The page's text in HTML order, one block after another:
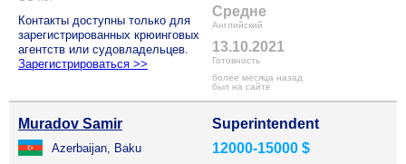
Контакты доступны только для
зарегистрированных крюинговых
агентств или судовладельцев.
Зарегистрироваться >>
Средне
Английский
13.10.2021
Готовность
более месяца назад
был на сайте
Muradov Samir
Azerbaijan, Baku
Superintendent
12000-15000 $